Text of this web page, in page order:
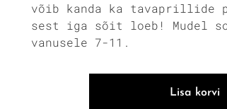
võib kanda ka tavaprillide
sest iga sõit loeb! Mudel
vanusele 7-11.
Lisa korvi